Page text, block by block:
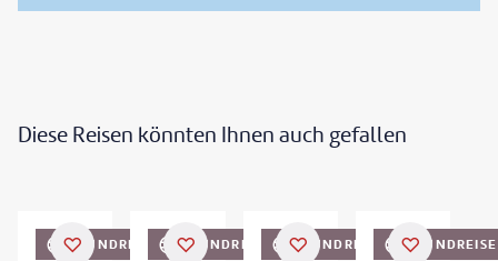
Diese Reisen könnten Ihnen auch gefallen
RUNDREISE
FRÜHBUCHER-VORTEIL
RUNDREISE
RUNDREISE
RUNDREISE